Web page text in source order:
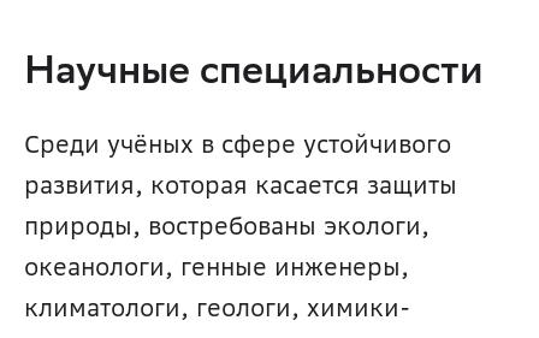
Научные специальности
Среди учёных в сфере устойчивого
развития, которая касается защиты
природы, востребованы экологи,
океанологи, генные инженеры,
климатологи, геологи, химики-